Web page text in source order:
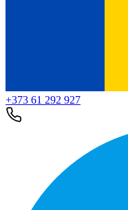
+373 61 292 927